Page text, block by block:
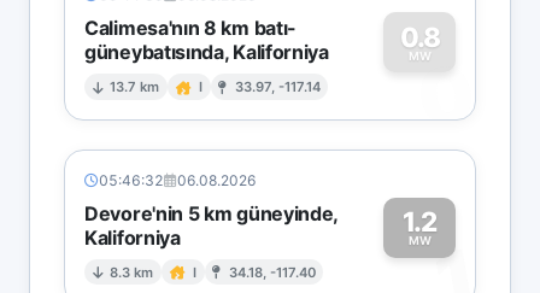
Calimesa'nın 8 km batı-
güneybatısında, Kaliforniya
13.7 km I 33.97, -117.14
0.8
MW
0
05:46:32 06.08.2026
Devore'nin 5 km güneyinde,
Kaliforniya
8.3 km I 34.18, -117.40
1.2
MW